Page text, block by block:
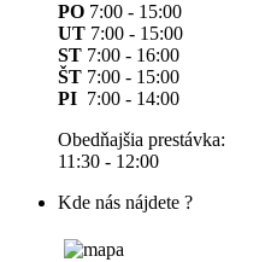
PO 7:00 - 15:00
UT 7:00 - 15:00
ST 7:00 - 16:00
ŠT 7:00 - 15:00
PI 7:00 - 14:00
Obedňajšia prestávka:
11:30 - 12:00
Kde nás nájdete ?